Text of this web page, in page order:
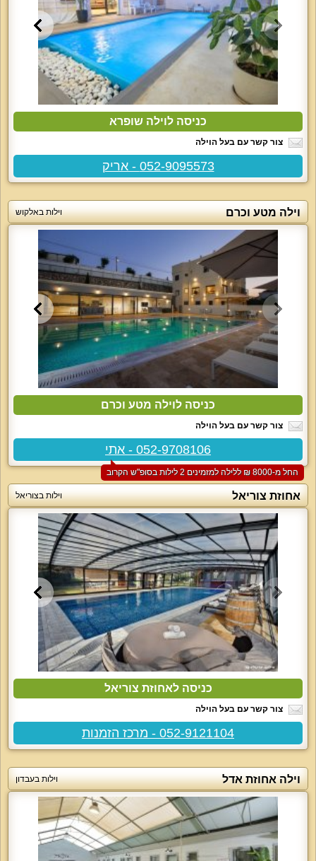
כניסה לוילה שופרא
צור קשר עם בעל הוילה
052-9095573 - אריק
וילה מטע וכרם וילות באלקוש
כניסה לוילה מטע וכרם
צור קשר עם בעל הוילה
052-9708106 - אתי
החל מ-‏8000 ₪ ללילה למזמינים 2 לילות בסופ"ש הקרוב
אחוזת צוריאל וילות בצוריאל
כניסה לאחוזת צוריאל
צור קשר עם בעל הוילה
052-9121104 - מרכז הזמנות
וילה אחוזת אדל וילות בעבדון